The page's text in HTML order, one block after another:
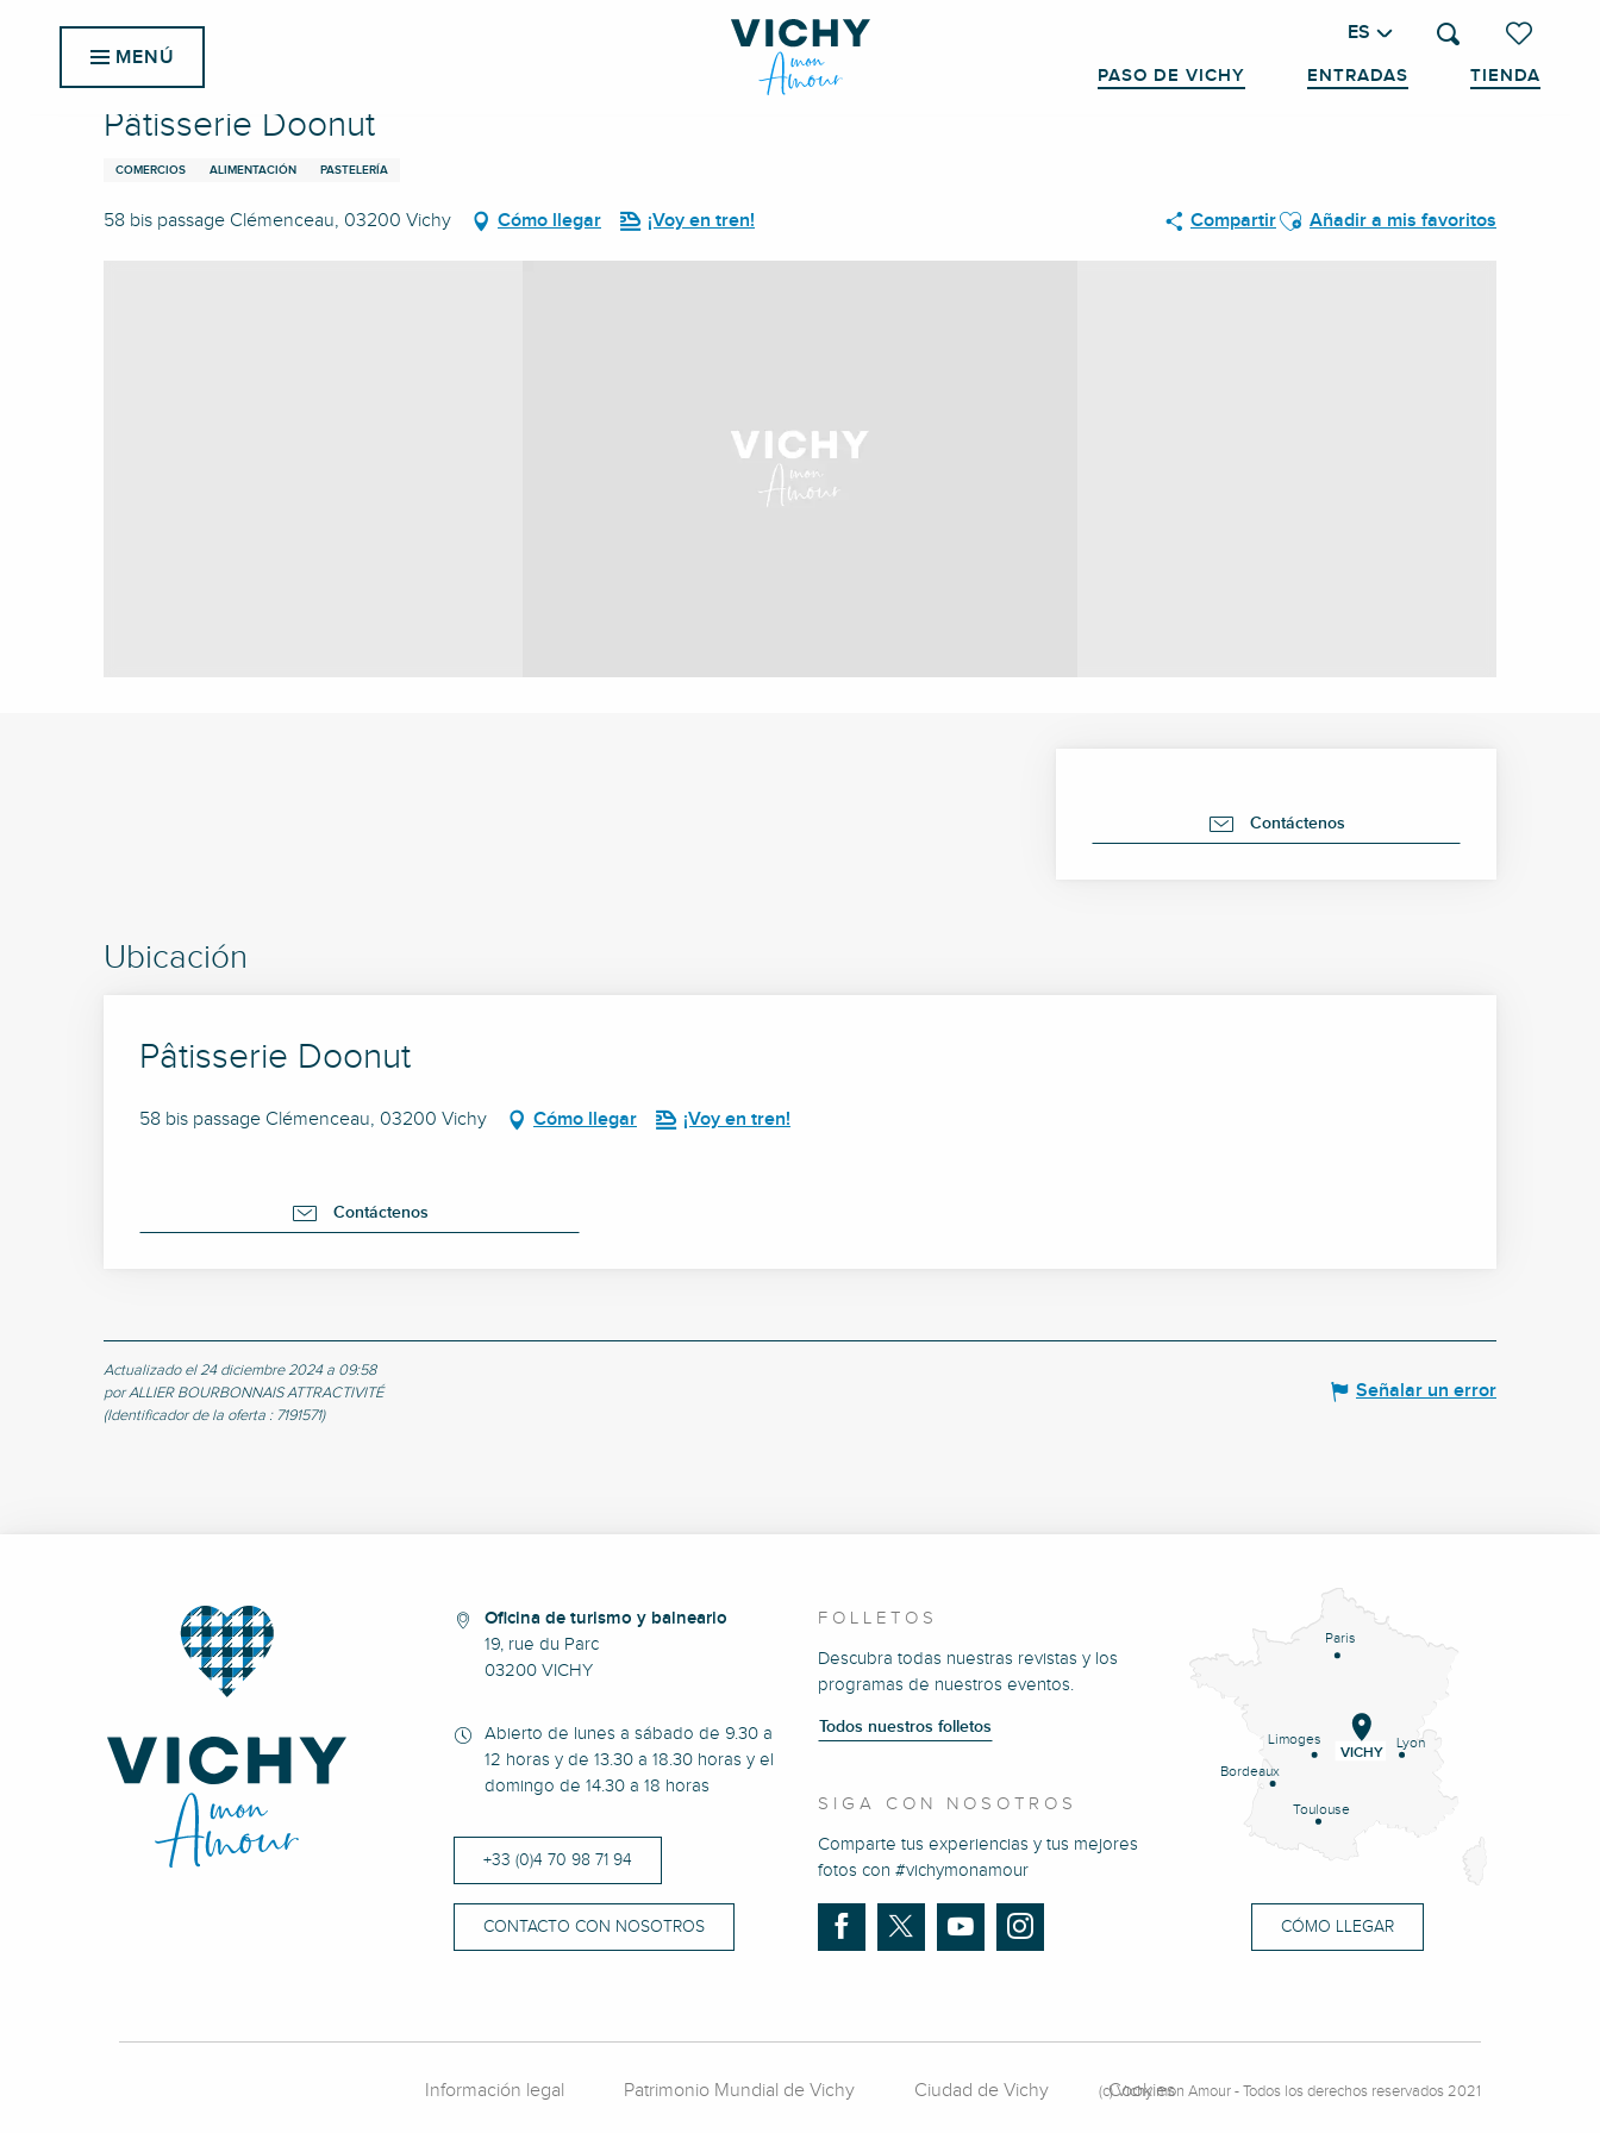
Voir les
Buscar
ES
PASO DE VICHY ENTRADAS TIENDA
MENÚ
Inicio Pâtisserie Doonut
Pâtisserie Doonut
COMERCIOS ALIMENTACIÓN PASTELERÍA
58 bis passage Clémenceau, 03200 Vichy Cómo llegar ¡Voy en tren! CompartirAjouter aux favoris
Añadir a mis favoritos
Contáctenos
Ubicación
Pâtisserie Doonut
58 bis passage Clémenceau, 03200 Vichy Cómo llegar ¡Voy en tren!
Contáctenos
Actualizado el 24 diciembre 2024 a 09:58
por ALLIER BOURBONNAIS ATTRACTIVITÉ
(Identificador de la oferta : 7191571)
Señalar un error
Oficina de turismo y balneario
19, rue du Parc
03200 VICHY
Abierto de lunes a sábado de 9.30 a
12 horas y de 13.30 a 18.30 horas y el
domingo de 14.30 a 18 horas
+33 (0)4 70 98 71 94
CONTACTO CON NOSOTROS
FOLLETOS
Descubra todas nuestras revistas y los
programas de nuestros eventos.
Todos nuestros folletos
SIGA CON NOSOTROS
Comparte tus experiencias y tus mejores
fotos con #vichymonamour
Paris
Lyon
Limoges
Bordeaux
Toulouse
VICHY
CÓMO LLEGAR
Información legal Patrimonio Mundial de Vichy Ciudad de Vichy Cookies
(c) Vichy mon Amour - Todos los derechos reservados 2021